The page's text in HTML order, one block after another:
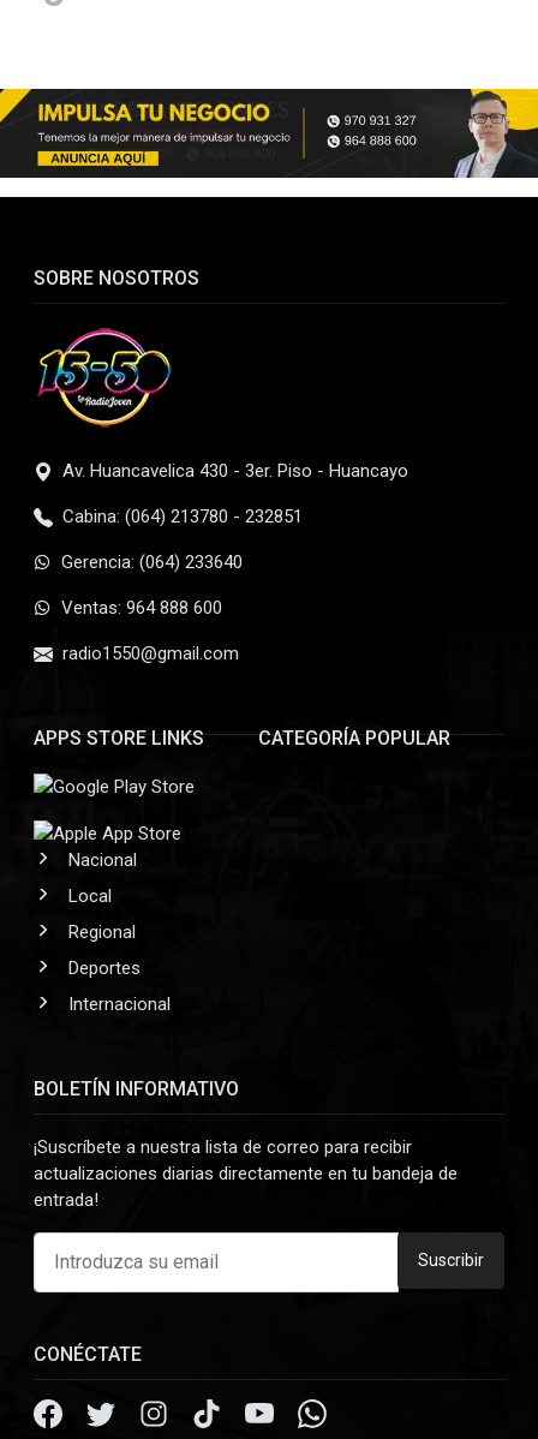
SOBRE NOSOTROS
Av. Huancavelica 430 - 3er. Piso - Huancayo
Cabina: (064) 213780 - 232851
Gerencia: (064) 233640
Ventas: 964 888 600
radio1550@gmail.com
APPS STORE LINKS CATEGORÍA POPULAR
Nacional
Local
Regional
Deportes
Internacional
BOLETÍN INFORMATIVO
¡Suscríbete a nuestra lista de correo para recibir
actualizaciones diarias directamente en tu bandeja de
entrada!
Suscribir
CONÉCTATE